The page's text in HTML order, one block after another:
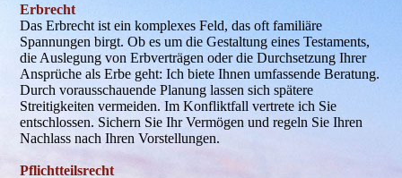
Erbrecht
Das Erbrecht ist ein komplexes Feld, das oft familiäre
Spannungen birgt. Ob es um die Gestaltung eines Testaments,
die Auslegung von Erbverträgen oder die Durchsetzung Ihrer
Ansprüche als Erbe geht: Ich biete Ihnen umfassende Beratung.
Durch vorausschauende Planung lassen sich spätere
Streitigkeiten vermeiden. Im Konfliktfall vertrete ich Sie
entschlossen. Sichern Sie Ihr Vermögen und regeln Sie Ihren
Nachlass nach Ihren Vorstellungen.
Pflichtteilsrecht